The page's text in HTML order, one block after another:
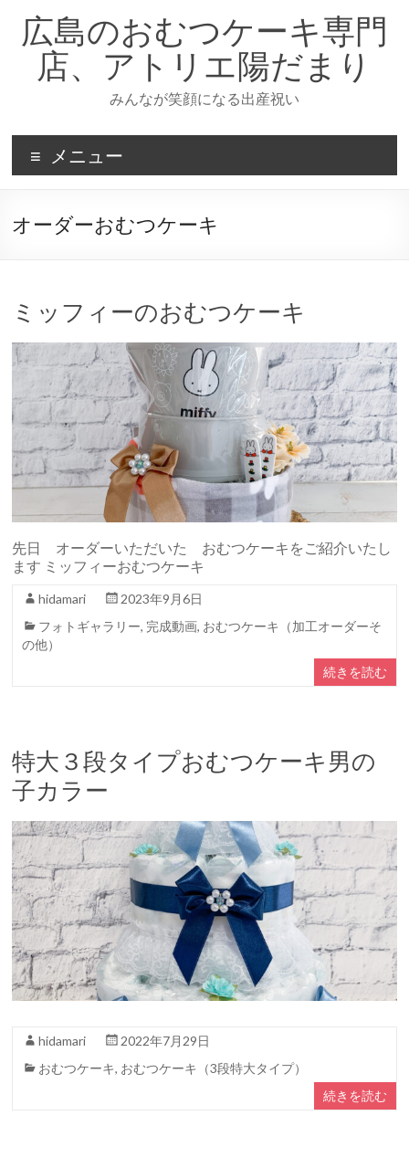
キ
プ
広島のおむつケーキ専門
店、アトリエ陽だまり
みんなが笑顔になる出産祝い
メニュー
オーダーおむつケーキ
ミッフィーのおむつケーキ
先日 オーダーいただいた おむつケーキをご紹介いたし
ます ミッフィーおむつケーキ
hidamari
2023年9月6日
フォトギャラリー, 完成動画, おむつケーキ（加工オーダーそ
の他）
続きを読む
特大３段タイプおむつケーキ男の
子カラー
hidamari
2022年7月29日
おむつケーキ, おむつケーキ（3段特大タイプ）
続きを読む